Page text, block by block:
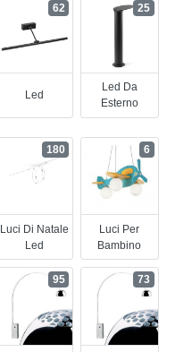
Led
62
Led Da
Esterno
25
Luci Di Natale
Led
180
Luci Per
Bambino
6
95 73